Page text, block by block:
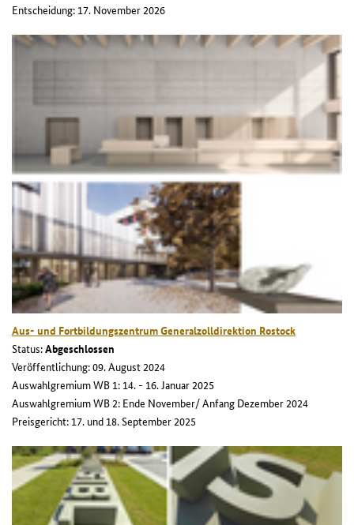
Entscheidung: 17. November 2026
Aus- und Fortbildungszentrum Generalzolldirektion Rostock
Status:Abgeschlossen
Veröffentlichung: 09. August 2024
Auswahlgremium WB 1: 14. - 16. Januar 2025
Auswahlgremium WB 2: Ende November/ Anfang Dezember 2024
Preisgericht: 17. und 18. September 2025